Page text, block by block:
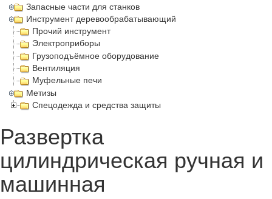
Запасные части для станков
Инструмент деревообрабатывающий
Прочий инструмент
Электроприборы
Грузоподъёмное оборудование
Вентиляция
Муфельные печи
Метизы
Спецодежда и средства защиты
Развертка
цилиндрическая ручная и
машинная